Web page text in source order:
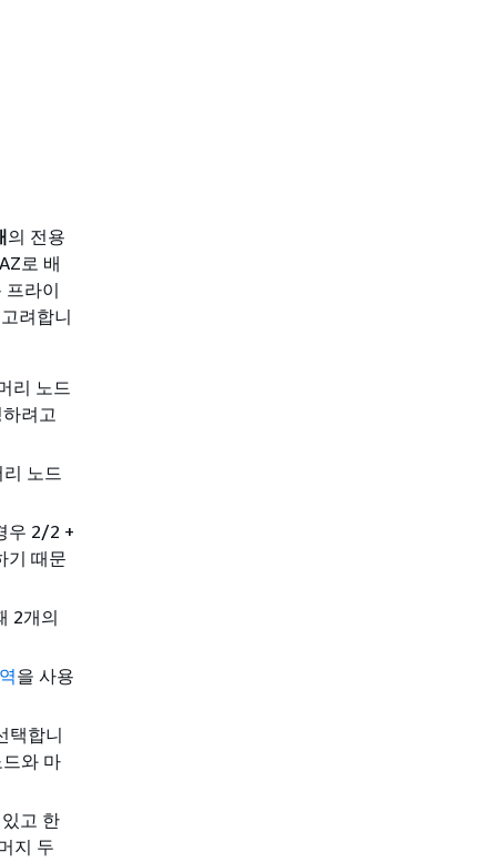
의 전용
로 배
프라이
려합니
리 노드
려고
노드
우 2/2 +
기 때문
2개의
을 사용
택합니
와 마
고 한
지 두